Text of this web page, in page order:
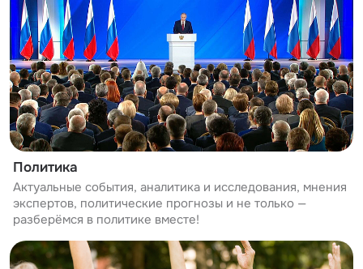
Политика
Актуальные события, аналитика и исследования, мнения
экспертов, политические прогнозы и не только —
разберёмся в политике вместе!